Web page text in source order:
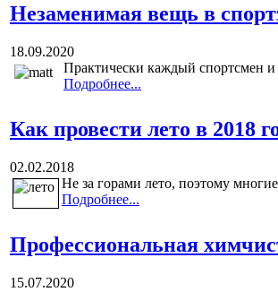
Незаменимая вещь в
18.09.2020
Практически каждый спортсмен и
Подробнее...
Как провести лето в 2018
02.02.2018
Не за горами лето, поэтому
Подробнее...
Профессиональная
15.07.2020